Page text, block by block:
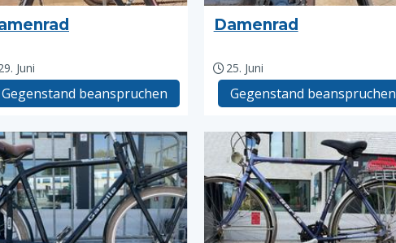
Juni
Gegenstand beanspruchen
Damenrad
25. Juni
Gegenstand beanspruchen